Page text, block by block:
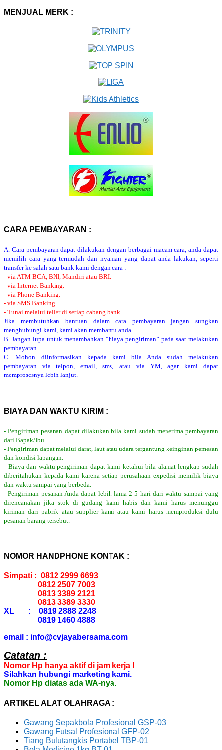
MENJUAL MERK :
CARA PEMBAYARAN :
A. Cara pembayaran dapat dilakukan dengan berbagai macam cara, anda dapat
memilih cara yang termudah dan nyaman yang dapat anda lakukan, seperti
transfer ke salah satu bank kami dengan cara :
- via ATM BCA, BNI, Mandiri atau BRI.
- via Internet Banking.
- via Phone Banking.
- via SMS Banking.
- Tunai melalui teller di setiap cabang bank.
Jika membutuhkan bantuan dalam cara pembayaran jangan sungkan
menghubungi kami, kami akan membantu anda.
B. Jangan lupa untuk menambahkan “biaya pengiriman” pada saat melakukan
pembayaran.
C. Mohon diinformasikan kepada kami bila Anda sudah melakukan
pembayaran via telpon, email, sms, atau via YM, agar kami dapat
memprosesnya lebih lanjut.
BIAYA DAN WAKTU KIRIM :
- Pengiriman pesanan dapat dilakukan bila kami sudah menerima pembayaran
dari Bapak/Ibu.
- Pengiriman dapat melalui darat, laut atau udara tergantung keinginan pemesan
dan kondisi lapangan.
- Biaya dan waktu pengiriman dapat kami ketahui bila alamat lengkap sudah
diberitahukan kepada kami karena setiap perusahaan expedisi memilik biaya
dan waktu sampai yang berbeda.
- Pengiriman pesanan Anda dapat lebih lama 2-5 hari dari waktu sampai yang
direncanakan jika stok di gudang kami habis dan kami harus menunggu
kiriman dari pabrik atau supplier kami atau kami harus memproduksi dulu
pesanan barang tersebut.
NOMOR HANDPHONE KONTAK :
Simpati : 0812 2999 6693
0812 2507 7003
0813 3389 2121
0813 3389 3330
XL : 0819 2888 2248
0819 1460 4888
email : info@cvjayabersama.com
Catatan :
Nomor Hp hanya aktif di jam kerja !
Silahkan hubungi marketing kami.
Nomor Hp diatas ada WA-nya.
ARTIKEL ALAT OLAHRAGA :
Gawang Sepakbola Profesional GSP-03
Gawang Futsal Profesional GFP-02
Tiang Bulutangkis Portabel TBP-01